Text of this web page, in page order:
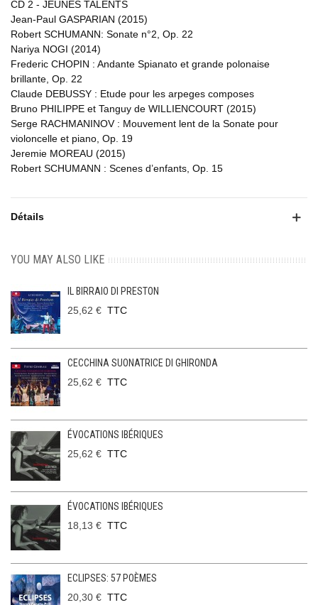
CD 2 - JEUNES TALENTS
Jean-Paul GASPARIAN (2015)
Robert SCHUMANN: Sonate n°2, Op. 22
Nariya NOGI (2014)
Frederic CHOPIN : Andante Spianato et grande polonaise
brillante, Op. 22
Claude DEBUSSY : Etude pour les arpeges composes
Bruno PHILIPPE et Tanguy de WILLIENCOURT (2015)
Serge RACHMANINOV : Mouvement lent de la Sonate pour
violoncelle et piano, Op. 19
Jeremie MOREAU (2015)
Robert SCHUMANN : Scenes d’enfants, Op. 15
Détails
YOU MAY ALSO LIKE
IL BIRRAIO DI PRESTON
25,62 € TTC
CECCHINA SUONATRICE DI GHIRONDA
25,62 € TTC
ÉVOCATIONS IBÉRIQUES
25,62 € TTC
ÉVOCATIONS IBÉRIQUES
18,13 € TTC
ECLIPSES: 57 POÈMES
20,30 € TTC